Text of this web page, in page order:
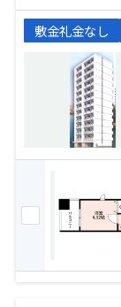
敷金礼金なし